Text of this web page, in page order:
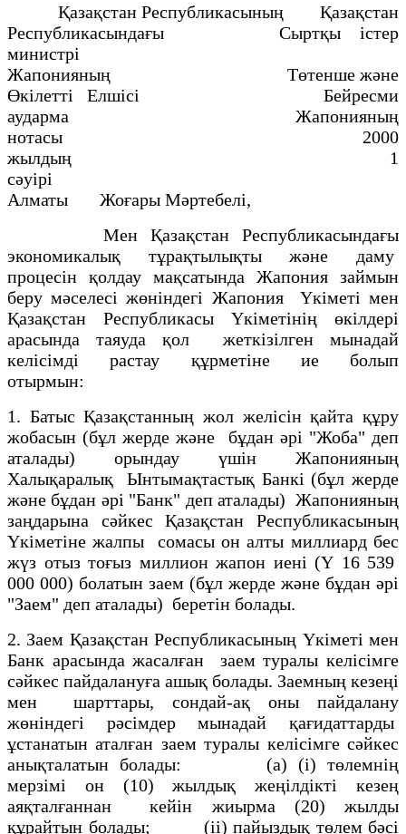
Қазақстан Республикасының Қазақстан
Республикасындағы Сыртқы істер
министрі
Жапонияның Төтенше және
Өкілетті Елшісі Бейресми
аударма Жапонияның
нотасы 2000
жылдың 1
сәуiрi
Алматы Жоғары Мәртебелi,
Мен Қазақстан Республикасындағы
экономикалық тұрақтылықты және даму
процесiн қолдау мақсатында Жапония займын
беру мәселесi жөнiндегi Жапония Үкiметi мен
Қазақстан Республикасы Үкiметiнiң өкiлдерi
арасында таяуда қол жеткiзiлген мынадай
келiсiмдi растау құрметiне ие болып
отырмын:
1. Батыс Қазақстанның жол желiсiн қайта құру
жобасын (бұл жерде және бұдан әрi "Жоба" деп
аталады) орындау үшiн Жапонияның
Халықаралық Ынтымақтастық Банкi (бұл жерде
және бұдан әрi "Банк" деп аталады) Жапонияның
заңдарына сәйкес Қазақстан Республикасының
Үкiметiне жалпы сомасы он алты миллиард бес
жүз отыз тоғыз миллион жапон иенi (Ү 16 539
000 000) болатын заем (бұл жерде және бұдан әрi
"Заем" деп аталады) беретiн болады.
2. Заем Қазақстан Республикасының Үкiметi мен
Банк арасында жасалған заем туралы келiсiмге
сәйкес пайдалануға ашық болады. Заемның кезеңi
мен шарттары, сондай-ақ оны пайдалану
жөнiндегi рәсiмдер мынадай қағидаттарды
ұстанатын аталған заем туралы келiсiмге сәйкес
анықталатын болады: (а) (i) төлемнiң
мерзiмi он (10) жылдық жеңiлдiктi кезең
аяқталғаннан кейiн жиырма (20) жылды
құрайтын болады; (іі) пайыздық төлем бәсi